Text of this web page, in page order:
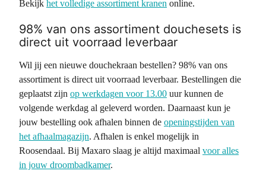
Bekijk het volledige assortiment kranen online.
98% van ons assortiment douchesets is
direct uit voorraad leverbaar
Wil jij een nieuwe douchekraan bestellen? 98% van ons
assortiment is direct uit voorraad leverbaar. Bestellingen die
geplaatst zijn op werkdagen voor 13.00 uur kunnen de
volgende werkdag al geleverd worden. Daarnaast kun je
jouw bestelling ook afhalen binnen de openingstijden van
het afhaalmagazijn. Afhalen is enkel mogelijk in
Roosendaal. Bij Maxaro slaag je altijd maximaal voor alles
in jouw droombadkamer.